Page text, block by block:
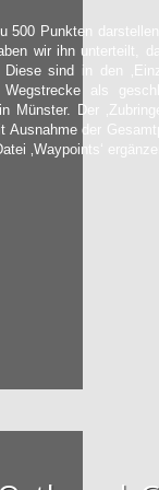
500 Punkten
wir ihn unterteilt,
sind in den
Wegstrecke als
Münster. Der
der
‚Waypoints‘